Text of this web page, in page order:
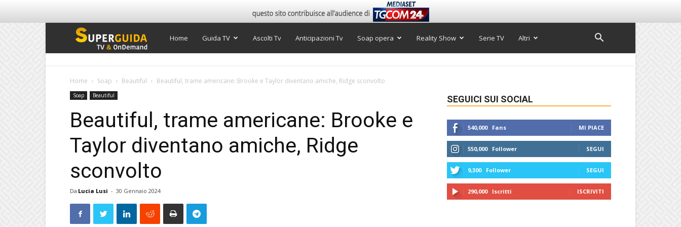
Super
Home Guida TV Ascolti Tv Anticipazioni Tv Soap opera Reality Show Serie TV Altri
Home Soap Beautiful Beautiful, trame americane: Brooke e Taylor diventano amiche, Ridge sconvolto
Soap Beautiful
Beautiful, trame americane: Brooke e
Taylor diventano amiche, Ridge
sconvolto
Da Lucia Lusi - 30 Gennaio 2024
SEGUICI SUI SOCIAL
540,000 Fans MI PIACE
550,000 Follower SEGUI
9,300 Follower SEGUI
290,000 Iscritti ISCRIVITI